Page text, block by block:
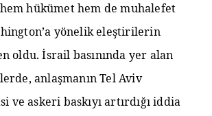
hükümet hem de muhalefet
yönelik eleştirilerin
oldu. İsrail basınında yer alan
anlaşmanın Tel Aviv
ve askeri baskıyı artırdığı iddia